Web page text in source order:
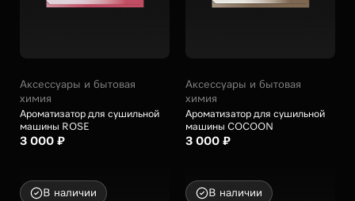
Аксессуары и бытовая
химия
Ароматизатор для сушильной
машины ROSE
3 000 ₽
Аксессуары и бытовая
химия
Ароматизатор для сушильной
машины COCOON
3 000 ₽
В наличии В наличии